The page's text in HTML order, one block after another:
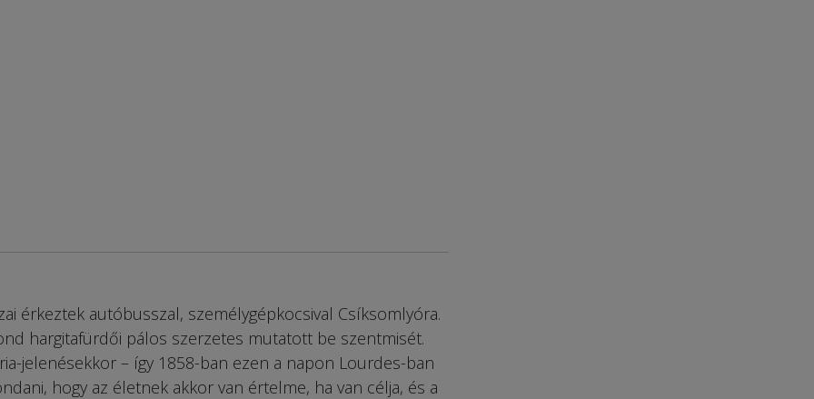
érkeztek autóbusszal, személygépkocsival Csíksomlyóra.
hargitafürdői pálos szerzetes mutatott be szentmisét.
jelenésekkor – így 1858-ban ezen a napon Lourdes-ban
hogy az életnek akkor van értelme, ha van célja, és a